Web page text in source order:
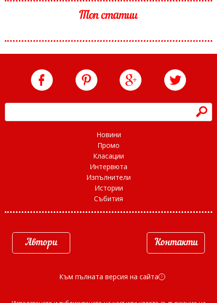
Топ статии
h
Новини
Промо
Класации
Интервюта
Изпълнители
Истории
Събития
Автори Контакти
Към пълната версия на сайта d